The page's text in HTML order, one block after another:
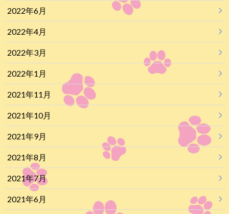
2022年6月
2022年4月
2022年3月
2022年1月
2021年11月
2021年10月
2021年9月
2021年8月
2021年7月
2021年6月